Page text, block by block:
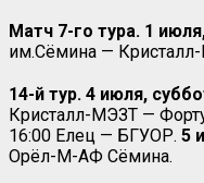
Матч 7-го тура. 1
им.Сёмина —
14-й тур. 4 июля,
Кристалл-МЭЗТ —
16:00 Елец — БГУОР. 5
Орёл-М-АФ Сёмина.